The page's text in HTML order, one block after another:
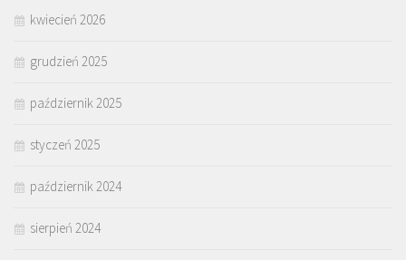
kwiecień 2026
grudzień 2025
październik 2025
styczeń 2025
październik 2024
sierpień 2024